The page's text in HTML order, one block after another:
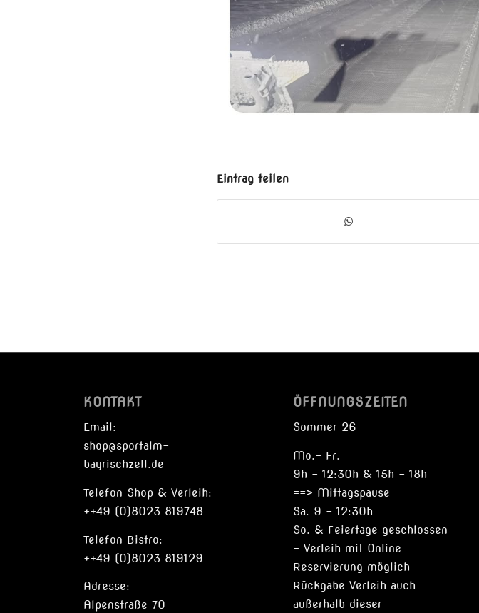
Eintrag teilen
KONTAKT
Email:
shop@sportalm-
bayrischzell.de
Telefon Shop & Verleih:
++49 (0)8023 819748
Telefon Bistro:
++49 (0)8023 819129
Adresse:
Alpenstraße 70
ÖFFNUNGSZEITEN
Sommer 26
Mo.- Fr.
9h – 12:30h & 15h – 18h
==> Mittagspause
Sa. 9 – 12:30h
So. & Feiertage geschlossen
– Verleih mit Online
Reservierung möglich
Rückgabe Verleih auch
außerhalb dieser